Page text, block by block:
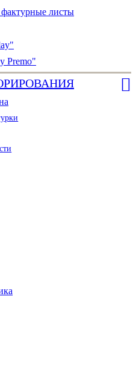
листы
Premo"